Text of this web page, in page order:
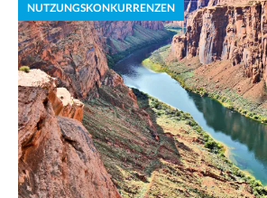
NUTZUNGSKONKURRENZEN